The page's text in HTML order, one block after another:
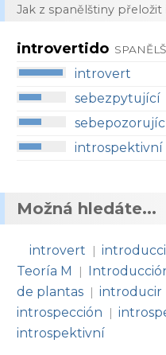
Jak z spanělštiny přeložit
introvertido
introvert
sebezpytující
introspektivní
Možná hledáte...
introvert |
Teoría M
|
de plantas | introducir
introspección |
introspektivní